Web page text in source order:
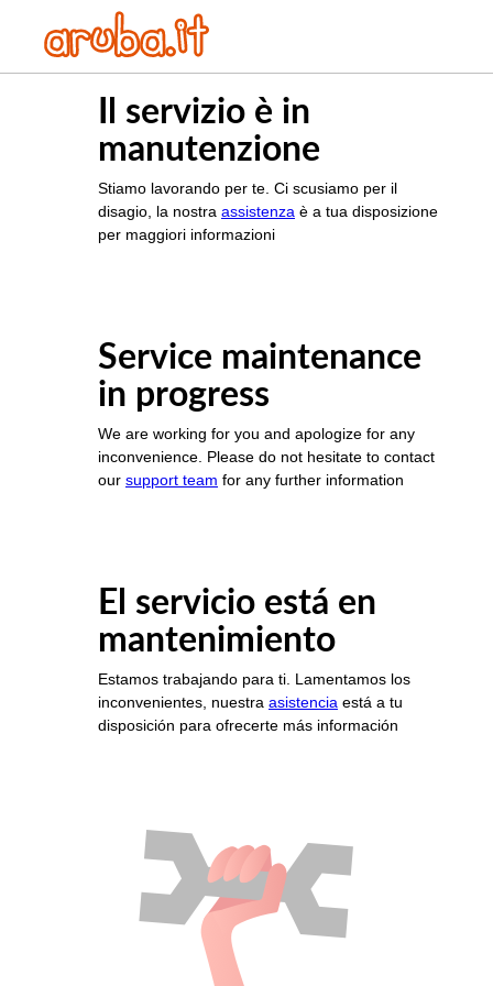
Il servizio è in
manutenzione
Stiamo lavorando per te. Ci scusiamo per il
disagio, la nostra assistenza è a tua disposizione
per maggiori informazioni
Service maintenance
in progress
We are working for you and apologize for any
inconvenience. Please do not hesitate to contact
our support team for any further information
El servicio está en
mantenimiento
Estamos trabajando para ti. Lamentamos los
inconvenientes, nuestra asistencia está a tu
disposición para ofrecerte más información